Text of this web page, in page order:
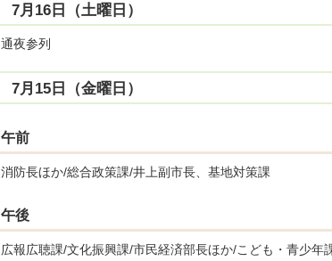
7月16日（土曜日）
通夜参列
7月15日（金曜日）
午前
消防長ほか/総合政策課/井上副市長、基地対策課
午後
広報広聴課/文化振興課/市民経済部長ほか/こども・青少